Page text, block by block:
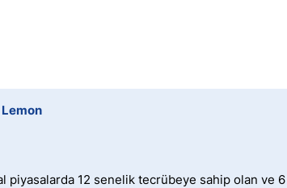
piyasalarda 12 senelik tecrübeye sahip olan ve 6